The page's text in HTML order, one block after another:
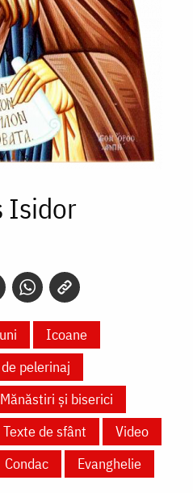
Isidor
Icoane
pelerinaj
Mănăstiri și biserici
Texte de sfânt
Video
Condac
Evanghelie